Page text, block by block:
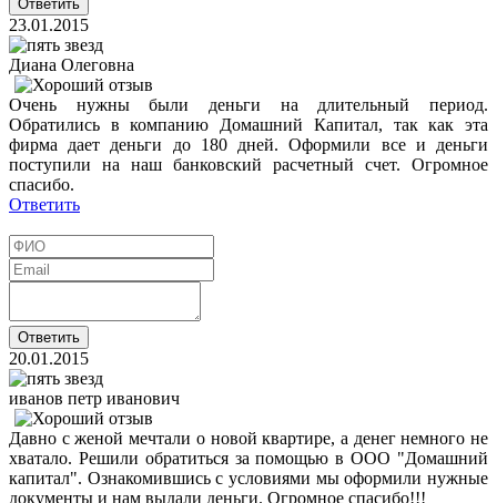
23.01.2015
Диана Олеговна
Очень нужны были деньги на длительный период.
Обратились в компанию Домашний Капитал, так как эта
фирма дает деньги до 180 дней. Оформили все и деньги
поступили на наш банковский расчетный счет. Огромное
спасибо.
Ответить
20.01.2015
иванов петр иванович
Давно с женой мечтали о новой квартире, а денег немного не
хватало. Решили обратиться за помощью в ООО "Домашний
капитал". Ознакомившись с условиями мы оформили нужные
документы и нам выдали деньги. Огромное спасибо!!!